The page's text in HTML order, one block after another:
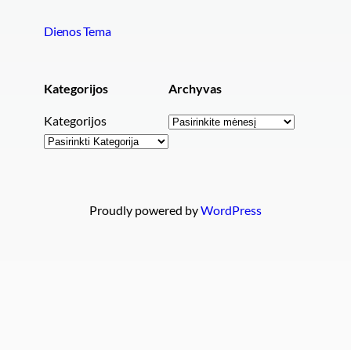
Dienos Tema
Kategorijos
Kategorijos
Archyvas
Archyvai
Proudly powered byWordPress